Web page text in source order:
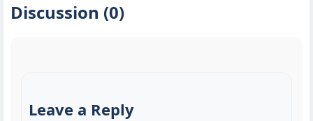
Discussion (0)
Leave a Reply